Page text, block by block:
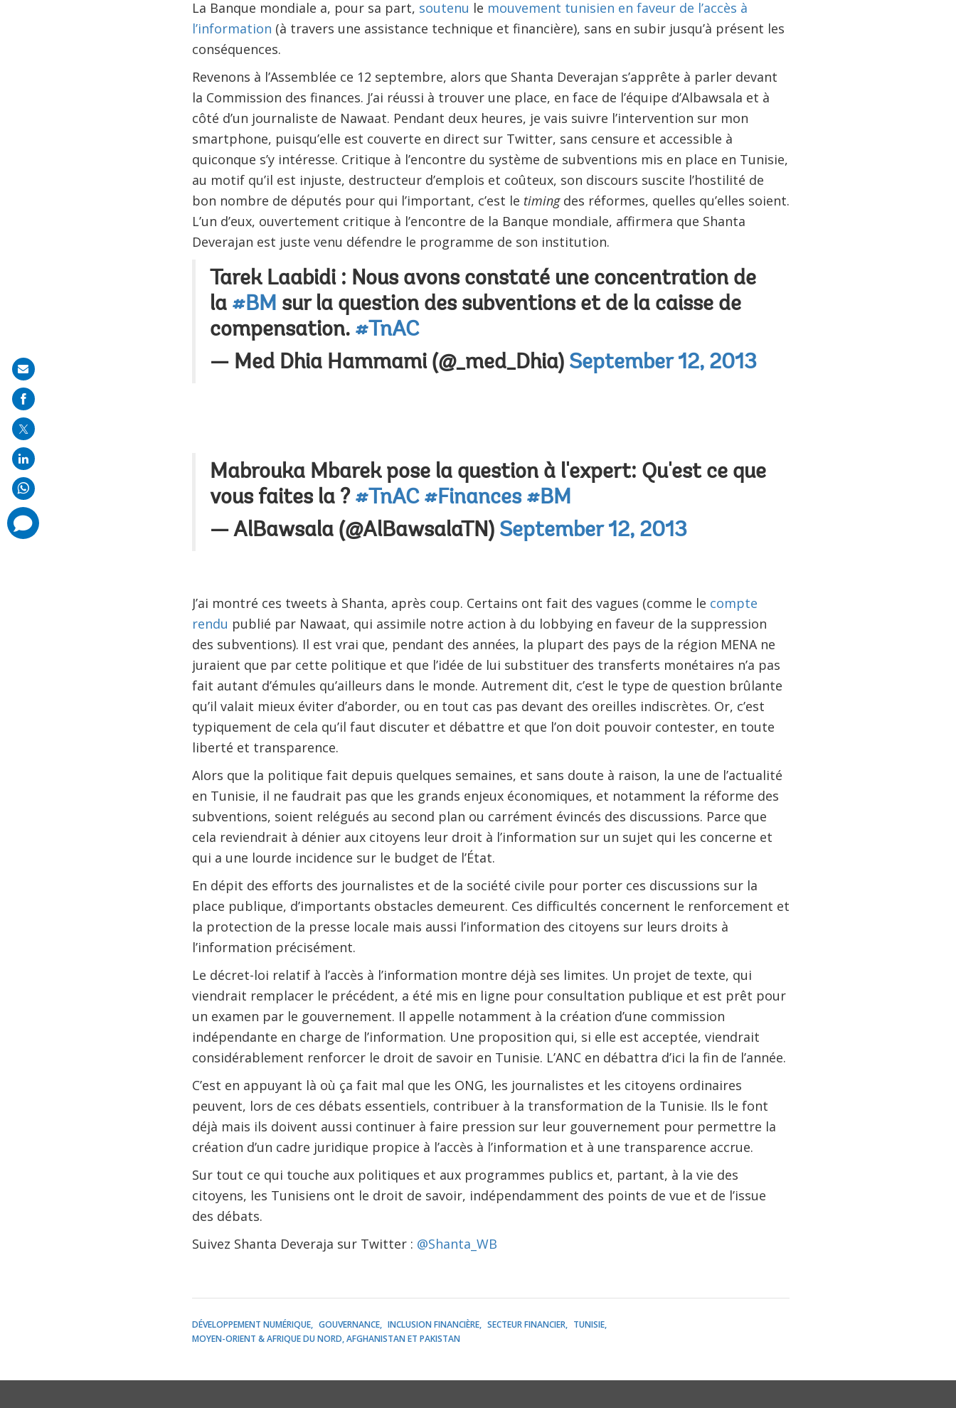
La Banque mondiale a, pour sa part, soutenu le mouvement tunisien en faveur de l’accès à
l’information (à travers une assistance technique et financière), sans en subir jusqu’à présent les
conséquences.
Revenons à l’Assemblée ce 12 septembre, alors que Shanta Deverajan s’apprête à parler devant
la Commission des finances. J’ai réussi à trouver une place, en face de l’équipe d’Albawsala et à
côté d’un journaliste de Nawaat. Pendant deux heures, je vais suivre l’intervention sur mon
smartphone, puisqu’elle est couverte en direct sur Twitter, sans censure et accessible à
quiconque s’y intéresse. Critique à l’encontre du système de subventions mis en place en Tunisie,
au motif qu’il est injuste, destructeur d’emplois et coûteux, son discours suscite l’hostilité de
bon nombre de députés pour qui l’important, c’est le timingdes réformes, quelles qu’elles soient.
L’un d’eux, ouvertement critique à l’encontre de la Banque mondiale, affirmera que Shanta
Deverajan est juste venu défendre le programme de son institution.
Tarek Laabidi : Nous avons constaté une concentration de
la #BM sur la question des subventions et de la caisse de
compensation. #TnAC
— Med Dhia Hammami (@_med_Dhia) September 12, 2013
Mabrouka Mbarek pose la question à l'expert: Qu'est ce que
vous faites la ? #TnAC #Finances #BM
— AlBawsala (@AlBawsalaTN) September 12, 2013
J’ai montré ces tweets à Shanta, après coup. Certains ont fait des vagues (comme le compte
rendu publié par Nawaat, qui assimile notre action à du lobbying en faveur de la suppression
des subventions). Il est vrai que, pendant des années, la plupart des pays de la région MENA ne
juraient que par cette politique et que l’idée de lui substituer des transferts monétaires n’a pas
fait autant d’émules qu’ailleurs dans le monde. Autrement dit, c’est le type de question brûlante
qu’il valait mieux éviter d’aborder, ou en tout cas pas devant des oreilles indiscrètes. Or, c’est
typiquement de cela qu’il faut discuter et débattre et que l’on doit pouvoir contester, en toute
liberté et transparence.
Alors que la politique fait depuis quelques semaines, et sans doute à raison, la une de l’actualité
en Tunisie, il ne faudrait pas que les grands enjeux économiques, et notamment la réforme des
subventions, soient relégués au second plan ou carrément évincés des discussions. Parce que
cela reviendrait à dénier aux citoyens leur droit à l’information sur un sujet qui les concerne et
qui a une lourde incidence sur le budget de l’État.
En dépit des efforts des journalistes et de la société civile pour porter ces discussions sur la
place publique, d’importants obstacles demeurent. Ces difficultés concernent le renforcement et
la protection de la presse locale mais aussi l’information des citoyens sur leurs droits à
l’information précisément.
Le décret-loi relatif à l’accès à l’information montre déjà ses limites. Un projet de texte, qui
viendrait remplacer le précédent, a été mis en ligne pour consultation publique et est prêt pour
un examen par le gouvernement. Il appelle notamment à la création d’une commission
indépendante en charge de l’information. Une proposition qui, si elle est acceptée, viendrait
considérablement renforcer le droit de savoir en Tunisie. L’ANC en débattra d’ici la fin de l’année.
C’est en appuyant là où ça fait mal que les ONG, les journalistes et les citoyens ordinaires
peuvent, lors de ces débats essentiels, contribuer à la transformation de la Tunisie. Ils le font
déjà mais ils doivent aussi continuer à faire pression sur leur gouvernement pour permettre la
création d’un cadre juridique propice à l’accès à l’information et à une transparence accrue.
Sur tout ce qui touche aux politiques et aux programmes publics et, partant, à la vie des
citoyens, les Tunisiens ont le droit de savoir, indépendamment des points de vue et de l’issue
des débats.
Suivez Shanta Deveraja sur Twitter : @Shanta_WB
DÉVELOPPEMENT NUMÉRIQUE GOUVERNANCE INCLUSION FINANCIÈRE SECTEUR FINANCIER
TUNISIE
MOYEN-ORIENT & AFRIQUE DU NORD, AFGHANISTAN ET PAKISTAN
Share
on
mail
comments
added